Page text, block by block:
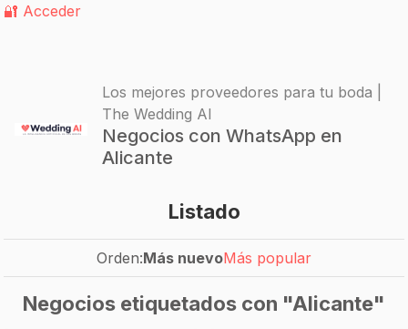
🔐 Acceder
Los mejores proveedores para tu boda |
The Wedding AI
Negocios con WhatsApp en
Alicante
Listado
Orden:Más nuevoMás popular
Negocios etiquetados con "Alicante"